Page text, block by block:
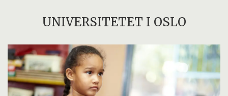
UNIVERSITETET I OSLO